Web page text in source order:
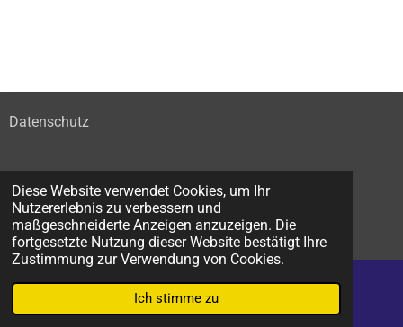
Diese Website verwendet Cookies, um Ihr
Nutzererlebnis zu verbessern und
maßgeschneiderte Anzeigen anzuzeigen. Die
fortgesetzte Nutzung dieser Website bestätigt Ihre
Zustimmung zur Verwendung von Cookies.
Ich stimme zu
Datenschutz
Impressum
© 2023 - 2026 LVJ-Team Hannoverscher RGZ e.V.
Mit Unterstützung vonWebador